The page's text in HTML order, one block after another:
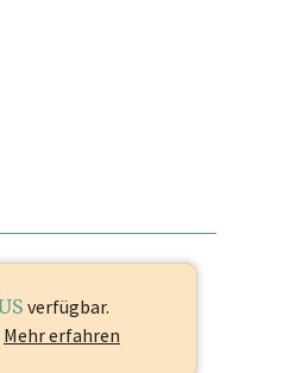
verfügbar.
Mehr erfahren